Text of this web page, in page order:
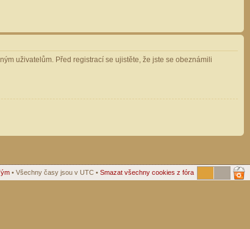
uživatelům. Před registrací se ujistěte, že jste se obeznámili
• Všechny časy jsou v UTC • Smazat všechny cookies z fóra